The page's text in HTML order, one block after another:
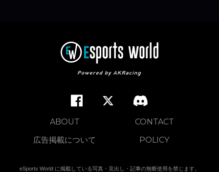
ABOUT
CONTACT
広告掲載について
POLICY
eSports World に掲載している写真・見出し・記事の無断使用を禁じます。